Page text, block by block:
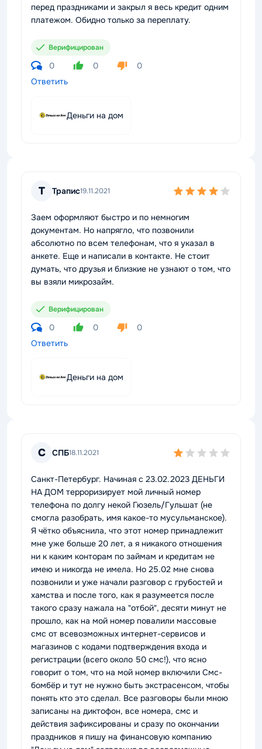
перед праздниками и закрыл я весь кредит одним
платежом. Обидно только за переплату.
Верифицирован
0 0
0
Ответить
Деньги на дом
Т Трапис19.11.2021
Заем оформляют быстро и по немногим
документам. Но напрягло, что позвонили
абсолютно по всем телефонам, что я указал в
анкете. Еще и написали в контакте. Не стоит
думать, что друзья и близкие не узнают о том, что
вы взяли микрозайм.
Верифицирован
0 0
0
Ответить
Деньги на дом
С СПБ18.11.2021
Санкт-Петербург. Начиная с 23.02.2023 ДЕНЬГИ
НА ДОМ терроризирует мой личный номер
телефона по долгу некой Гюзель/Гульшат (не
смогла разобрать, имя какое-то мусульманское).
Я чётко объяснила, что этот номер принадлежит
мне уже больше 20 лет, а я никакого отношения
ни к каким конторам по займам и кредитам не
имею и никогда не имела. Но 25.02 мне снова
позвонили и уже начали разговор с грубостей и
хамства и после того, как я разумеется после
такого сразу нажала на "отбой", десяти минут не
прошло, как на мой номер повалили массовые
смс от всевозможных интернет-сервисов и
магазинов с кодами подтверждения входа и
регистрации (всего около 50 смс!), что ясно
говорит о том, что на мой номер включили Смс-
бомбёр и тут не нужно быть экстрасенсом, чтобы
понять кто это сделал. Все разговоры были мною
записаны на диктофон, все номера, смс и
действия зафиксированы и сразу по окончании
праздников я пишу на финансовую компанию